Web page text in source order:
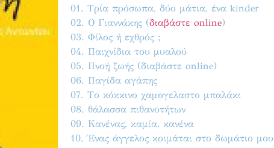
01. Τρία πρόσωπα, δύο μάτια, ένα kinder
02. Ο Γιαννάκης (διαβάστε online)
03. Φίλος ή εχθρός ;
04. Παιχνίδια του μυαλού
05. Πνοή ζωής (διαβάστε online)
06. Παγίδα αγάπης
07. Το κόκκινο χαμογελαστο μπαλάκι
08. θάλασσα πιθανοτήτων
09. Κανένας, καμία, κανένα
10. Ένας άγγελος κοιμάται στο δωμάτιο μου